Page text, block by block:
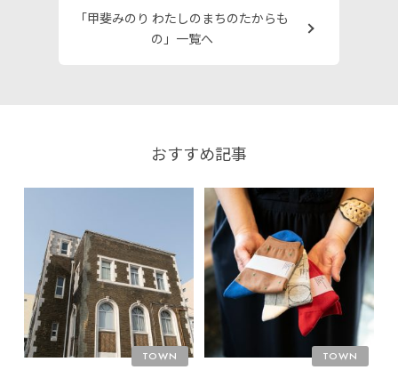
「甲斐みのり わたしのまちのたからも
の」一覧へ
おすすめ記事
TOWN TOWN